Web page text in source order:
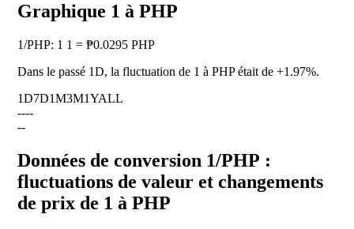
Graphique 1 à PHP
1/PHP: 1 1 = ₱0.0295 PHP
Dans le passé 1D, la fluctuation de 1 à PHP était de +1.97%.
1D7D1M3M1YALL
----
--
Données de conversion 1/PHP :
fluctuations de valeur et changements
de prix de 1 à PHP